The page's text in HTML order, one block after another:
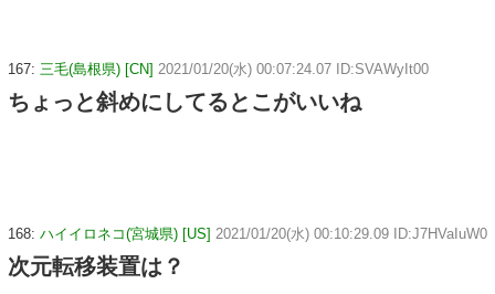
167: 三毛(島根県) [CN] 2021/01/20(水) 00:07:24.07 ID:SVAWyIt00
ちょっと斜めにしてるとこがいいね
168: ハイイロネコ(宮城県) [US] 2021/01/20(水) 00:10:29.09 ID:J7HVaIuW0
次元転移装置は？